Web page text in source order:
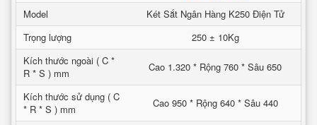
Model
Két Sắt Ngân Hàng K250 Điện Tử
Trọng lượng
250 ± 10Kg
Kích thước ngoài ( C *
R * S ) mm
Cao 1.320 * Rộng 760 * Sâu 650
Kích thước sử dụng ( C
* R * S ) mm
Cao 950 * Rộng 640 * Sâu 440